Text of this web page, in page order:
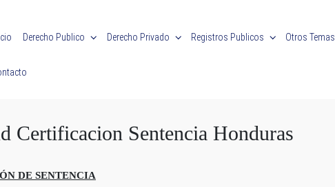
Derecho Publico Derecho Privado Registros Publicos Otros Temas
Certificacion Sentencia Honduras
DE SENTENCIA